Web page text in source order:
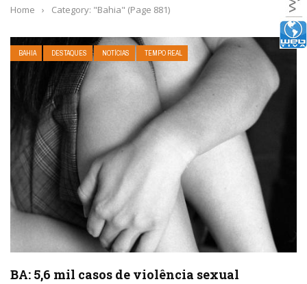
Home › Category: "Bahia" (Page 881)
BAHIA DESTAQUES NOTÍCIAS TEMPO REAL
BA: 5,6 mil casos de violência sexual